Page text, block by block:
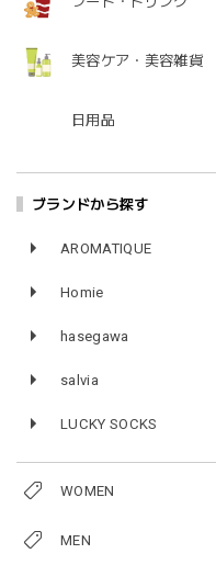
美容ケア・美容雑貨
日用品
ブランドから探す
AROMATIQUE
Homie
hasegawa
salvia
LUCKY SOCKS
WOMEN
MEN